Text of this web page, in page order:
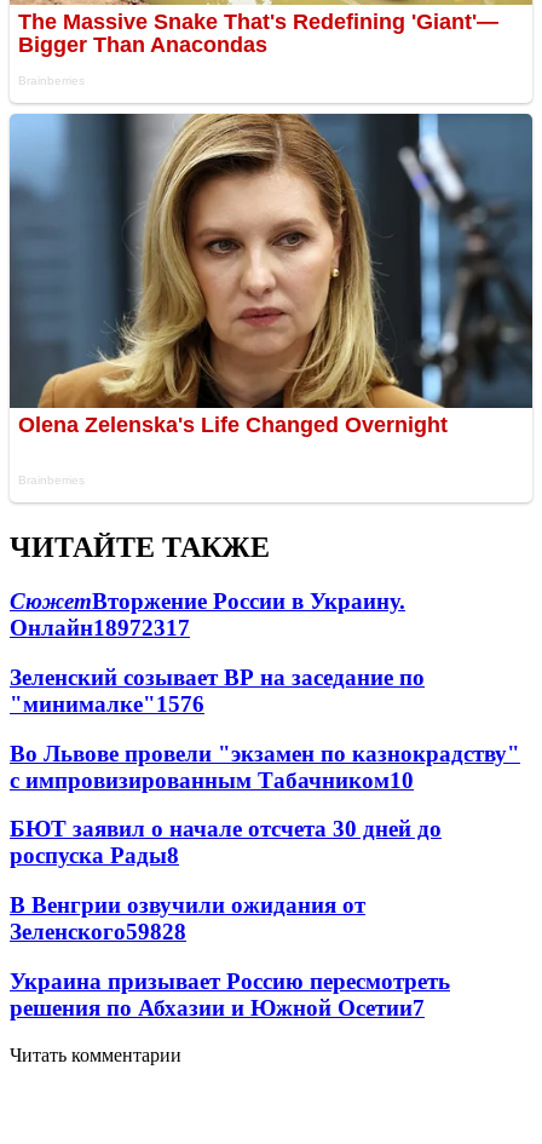
ЧИТАЙТЕ ТАКЖЕ
СюжетВторжение России в Украину.
Онлайн18972317
Зеленский созывает ВР на заседание по
"минималке"1576
Во Львове провели "экзамен по казнокрадству"
с импровизированным Табачником10
БЮТ заявил о начале отсчета 30 дней до
роспуска Рады8
В Венгрии озвучили ожидания от
Зеленского59828
Украина призывает Россию пересмотреть
решения по Абхазии и Южной Осетии7
Читать комментарии